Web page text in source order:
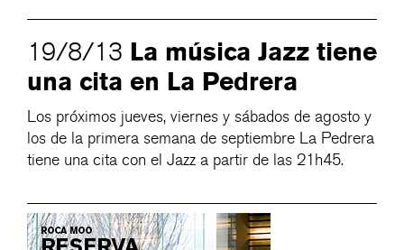
19/8/13 La música Jazz tiene
una cita en La Pedrera
Los próximos jueves, viernes y sábados de agosto y
los de la primera semana de septiembre La Pedrera
tiene una cita con el Jazz a partir de las 21h45.